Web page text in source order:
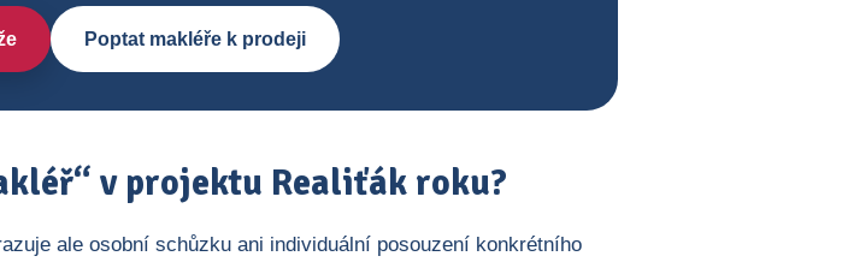
Poptat makléře k prodeji
v projektu Realiťák roku?
ale osobní schůzku ani individuální posouzení konkrétního